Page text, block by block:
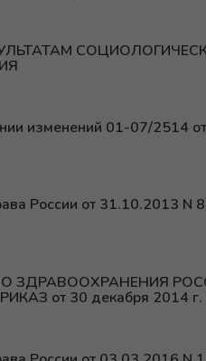
изменений 01-07/2514
России от 31.10.2013 N
ЗДРАВООХРАНЕНИЯ
от 30 декабря 2014 г.